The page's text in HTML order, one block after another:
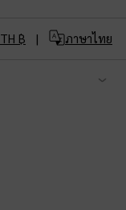
TH ฿ ภาษาไทย